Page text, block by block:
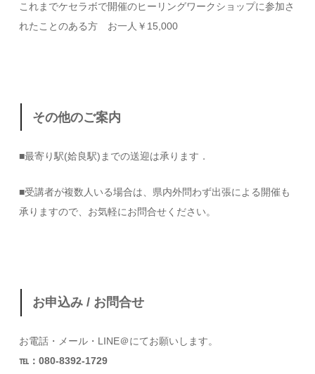
これまでケセラボで開催のヒーリングワークショップに参加さ
れたことのある方 お一人￥15,000
その他のご案内
■最寄り駅(姶良駅)までの送迎は承ります．
■受講者が複数人いる場合は、県内外問わず出張による開催も
承りますので、お気軽にお問合せください。
お申込み / お問合せ
お電話・メール・LINE＠にてお願いします。
℡：080-8392-1729